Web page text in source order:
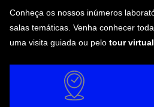
Conheça os nossos inúmeros
salas temáticas. Venha conhecer
uma visita guiada ou pelo tour virtual